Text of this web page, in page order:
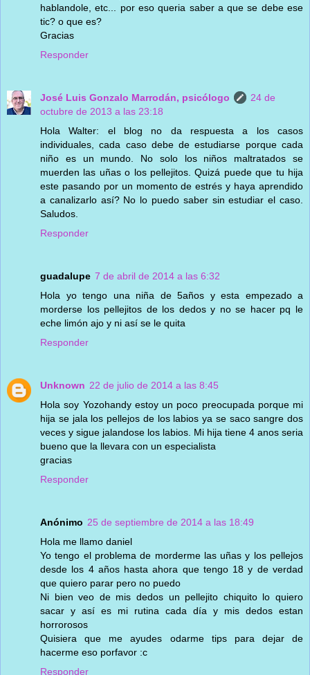
hablandole, etc... por eso queria saber a que se debe ese
tic? o que es?
Gracias
Responder
José Luis Gonzalo Marrodán, psicólogo
24 de
octubre de 2013 a las 23:18
Hola Walter: el blog no da respuesta a los casos
individuales, cada caso debe de estudiarse porque cada
niño es un mundo. No solo los niños maltratados se
muerden las uñas o los pellejitos. Quizá puede que tu hija
este pasando por un momento de estrés y haya aprendido
a canalizarlo así? No lo puedo saber sin estudiar el caso.
Saludos.
Responder
guadalupe 7 de abril de 2014 a las 6:32
Hola yo tengo una niña de 5años y esta empezado a
morderse los pellejitos de los dedos y no se hacer pq le
eche limón ajo y ni así se le quita
Responder
Unknown 22 de julio de 2014 a las 8:45
Hola soy Yozohandy estoy un poco preocupada porque mi
hija se jala los pellejos de los labios ya se saco sangre dos
veces y sigue jalandose los labios. Mi hija tiene 4 anos seria
bueno que la llevara con un especialista
gracias
Responder
Anónimo 25 de septiembre de 2014 a las 18:49
Hola me llamo daniel
Yo tengo el problema de morderme las uñas y los pellejos
desde los 4 años hasta ahora que tengo 18 y de verdad
que quiero parar pero no puedo
Ni bien veo de mis dedos un pellejito chiquito lo quiero
sacar y así es mi rutina cada día y mis dedos estan
horrorosos
Quisiera que me ayudes odarme tips para dejar de
hacerme eso porfavor :c
Responder